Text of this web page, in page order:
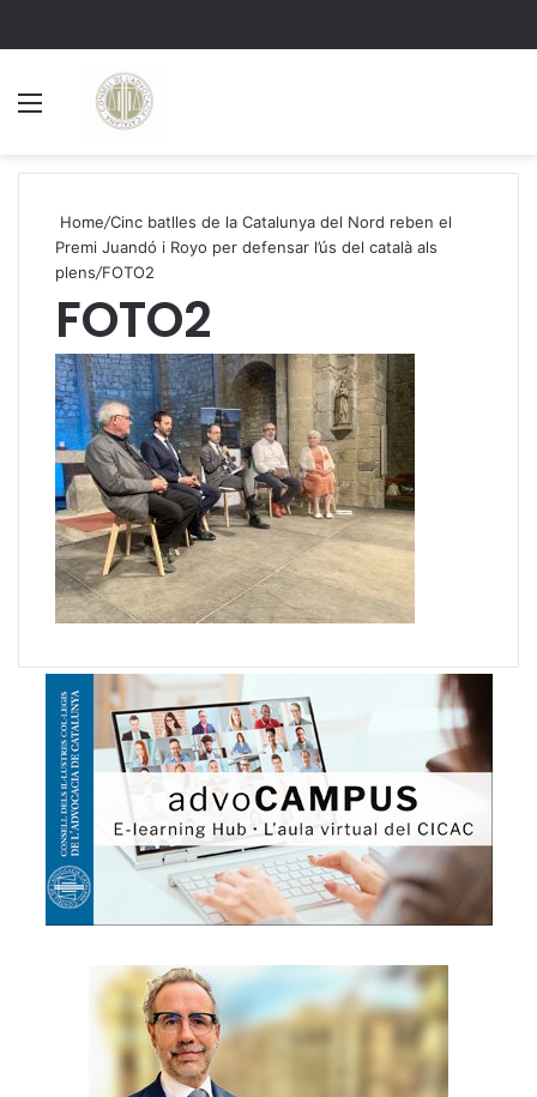
Home/Cinc batlles de la Catalunya del Nord reben el
Premi Juandó i Royo per defensar l’ús del català als
plens/FOTO2
FOTO2